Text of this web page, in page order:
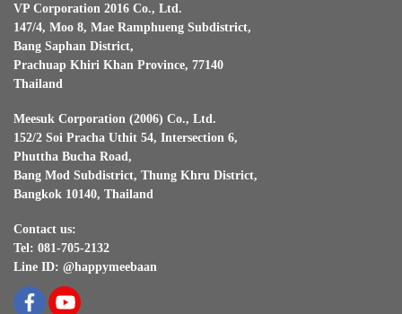
VP Corporation 2016 Co., Ltd.
147/4, Moo 8, Mae Ramphueng Subdistrict,
Bang Saphan District,
Prachuap Khiri Khan Province, 77140
Thailand
Meesuk Corporation (2006) Co., Ltd.
152/2 Soi Pracha Uthit 54, Intersection 6,
Phuttha Bucha Road,
Bang Mod Subdistrict, Thung Khru District,
Bangkok 10140, Thailand
Contact us:
Tel: 081-705-2132
Line ID: @happymeebaan